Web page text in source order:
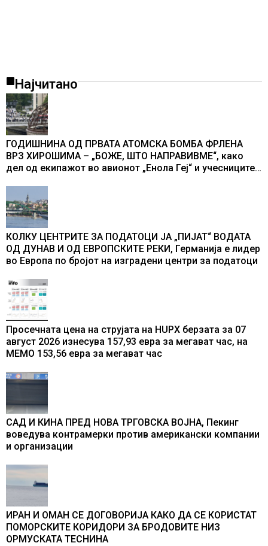
Најчитано
ГОДИШНИНА ОД ПРВАТА АТОМСКА БОМБА ФРЛЕНА
ВРЗ ХИРОШИМА – „БОЖЕ, ШТО НАПРАВИВМЕ“, како
дел од екипажот во авионот „Енола Геј“ и учесниците
промени текот на историјата
КОЛКУ ЦЕНТРИТЕ ЗА ПОДАТОЦИ ЈА „ПИЈАТ“ ВОДАТА
ОД ДУНАВ И ОД ЕВРОПСКИТЕ РЕКИ, Германија е лидер
во Европа по бројот на изградени центри за податоци
Просечната цена на струјата на HUPX берзата за 07
август 2026 изнесува 157,93 евра за мегават час, на
МЕМО 153,56 евра за мегават час
САД И КИНА ПРЕД НОВА ТРГОВСКА ВОЈНА, Пекинг
воведува контрамерки против американски компании
и организации
ИРАН И ОМАН СЕ ДОГОВОРИЈА КАКО ДА СЕ КОРИСТАТ
ПОМОРСКИТЕ КОРИДОРИ ЗА БРОДОВИТЕ НИЗ
ОРМУСКАТА ТЕСНИНА